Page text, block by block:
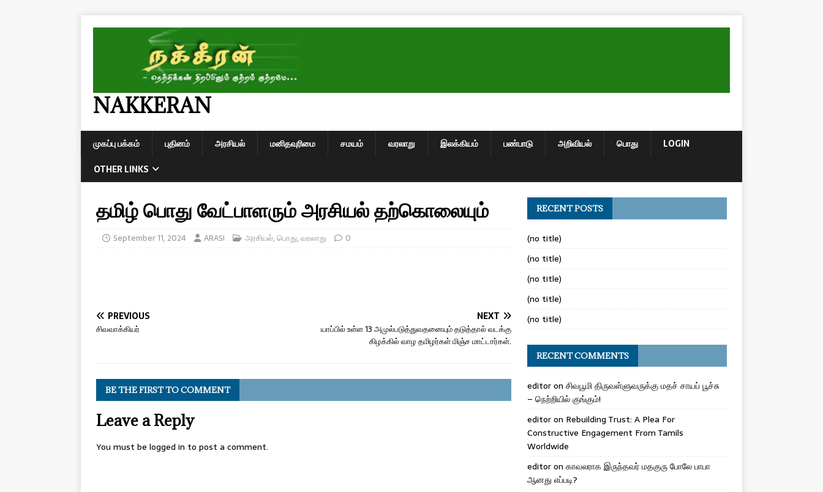
NAKKERAN
முகப்பு பக்கம் புதினம் அரசியல் மனிதவுரிமை சமயம் வரலாறு இலக்கியம் பண்பாடு அறிவியல் பொது
LOGIN
OTHER LINKS
தமிழ் பொது வேட்பாளரும் அரசியல் தற்கொலையும்
September 11, 2024 ARASI அரசியல்,பொது,வரலாறு 0
PREVIOUS
சிவவாக்கியர்
NEXT
யாப்பில் உள்ள 13 அமுல்படுத்துவதனையும் தடுத்தால் வடக்கு
கிழக்கில் வாழ தமிழர்கள் மிஞ்ச மாட்டார்கள்.
BE THE FIRST TO COMMENT
Leave a Reply
You must be logged in to post a comment.
RECENT POSTS
(no title)
(no title)
(no title)
(no title)
(no title)
RECENT COMMENTS
editoron சிவபூமி திருவள்ளுவருக்கு மதச் சாயப் பூச்சு
– நெற்றியில் குங்கும்!
editoron Rebuilding Trust: A Plea For
Constructive Engagement From Tamils
Worldwide
editoron காவலராக இருந்தவர் மதகுரு போலே பாபா
ஆனது எப்படி?